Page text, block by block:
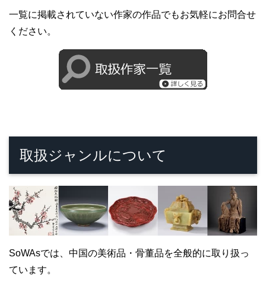
一覧に掲載されていない作家の作品でもお気軽にお問合せ
ください。
取扱ジャンルについて
SoWAsでは、中国の美術品・骨董品を全般的に取り扱っ
ています。